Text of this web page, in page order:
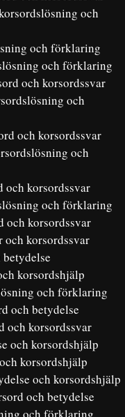
och
och förklaring
och förklaring
och korsordssvar
och
och korsordssvar
och
och korsordssvar
och förklaring
och korsordssvar
och korsordssvar
korsordshjälp
och förklaring
och betydelse
och korsordssvar
och korsordshjälp
korsordshjälp
och korsordshjälp
och betydelse